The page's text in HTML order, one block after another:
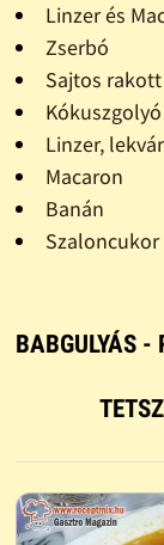
Linzer és
Zserbó
Sajtos
Kókuszgolyó
Linzer,
Macaron
Banán
Szaloncukor
BABGULYÁS -